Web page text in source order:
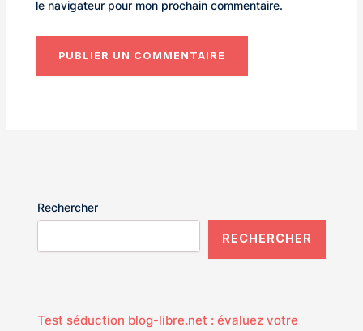
le navigateur pour mon prochain commentaire.
Rechercher
RECHERCHER
Test séduction blog-libre.net : évaluez votre